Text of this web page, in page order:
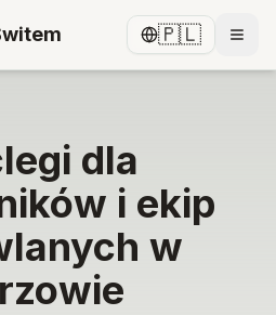
🇵🇱
dla
i ekip
w